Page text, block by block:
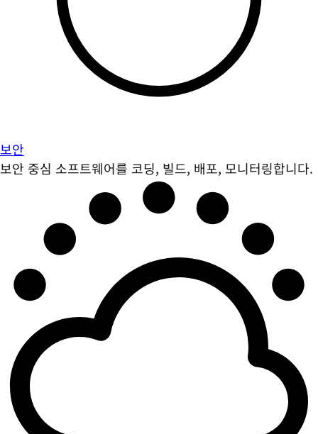
보안
보안 중심 소프트웨어를 코딩, 빌드, 배포, 모니터링합니다.